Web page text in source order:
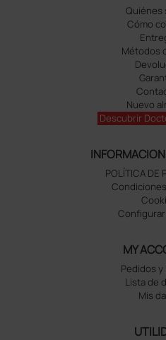
Quiénes
Cómo
Métodos
Nuevo
Descubrir
POLÍTICA DE
MY
Pedidos y
Lista de
Mis